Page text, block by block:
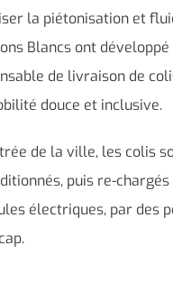
la piétonisation et
Blancs ont
de livraison de
douce et inclusive.
de la ville, les colis
puis re-
électriques, par des